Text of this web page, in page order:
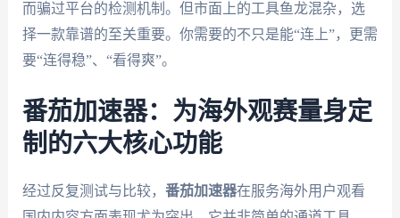
而骗过平台的检测机制。但市面上的工具鱼龙混杂，选
择一款靠谱的至关重要。你需要的不只是能“连上”，更需
要“连得稳”、“看得爽”。
番茄加速器：为海外观赛量身定
制的六大核心功能
经过反复测试与比较， 番茄加速器在服务海外用户观看